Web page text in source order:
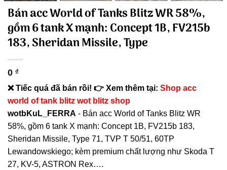
Bán acc World of Tanks Blitz WR 58%,
gồm 6 tank X mạnh: Concept 1B, FV215b
183, Sheridan Missile, Type
0 ₫
❌ Tiếc quá đã bán rồi! 👉 Xem thêm tại: Shop acc
world of tank blitz wot blitz shop
wotbKuL_FERRA - Bán acc World of Tanks Blitz WR
58%, gồm 6 tank X mạnh: Concept 1B, FV215b 183,
Sheridan Missile, Type 71, TVP T 50/51, 60TP
Lewandowskiego; kèm premium chất lượng như Skoda T
27, KV-5, ASTRON Rex….